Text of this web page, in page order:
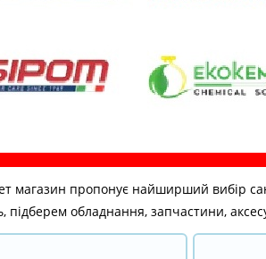
магазин пропонує найширший вибір
підберем обладнання, запчастини,